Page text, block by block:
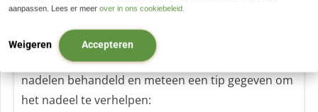
aanpassen. Lees er meer over in ons cookiebeleid.
Weigeren Accepteren
Nadelen Ride with GPS app
Naast de vele voordelen zijn er ook nadelen van
deze app. Hieronder hebben wij een aantal
nadelen behandeld en meteen een tip gegeven om
het nadeel te verhelpen: